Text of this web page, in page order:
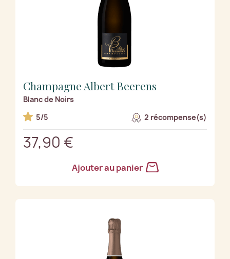
Champagne Albert Beerens
Blanc de Noirs
5/5
2 récompense(s)
37,90 €
Ajouter au panier